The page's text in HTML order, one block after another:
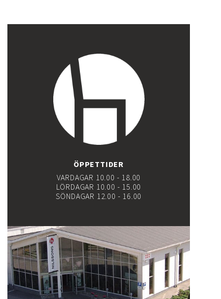
ÖPPETTIDER
VARDAGAR 10.00 - 18.00
LÖRDAGAR 10.00 - 15.00
SÖNDAGAR 12.00 - 16.00